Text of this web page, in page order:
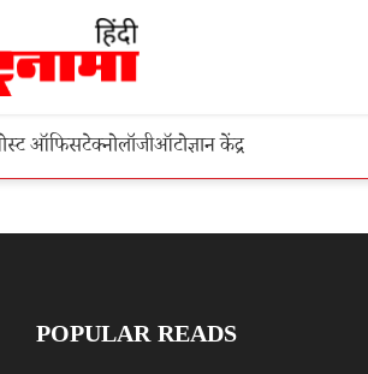
ऑफिसटेक्नोलॉजीऑटोज्ञान केंद्र
POPULAR READS